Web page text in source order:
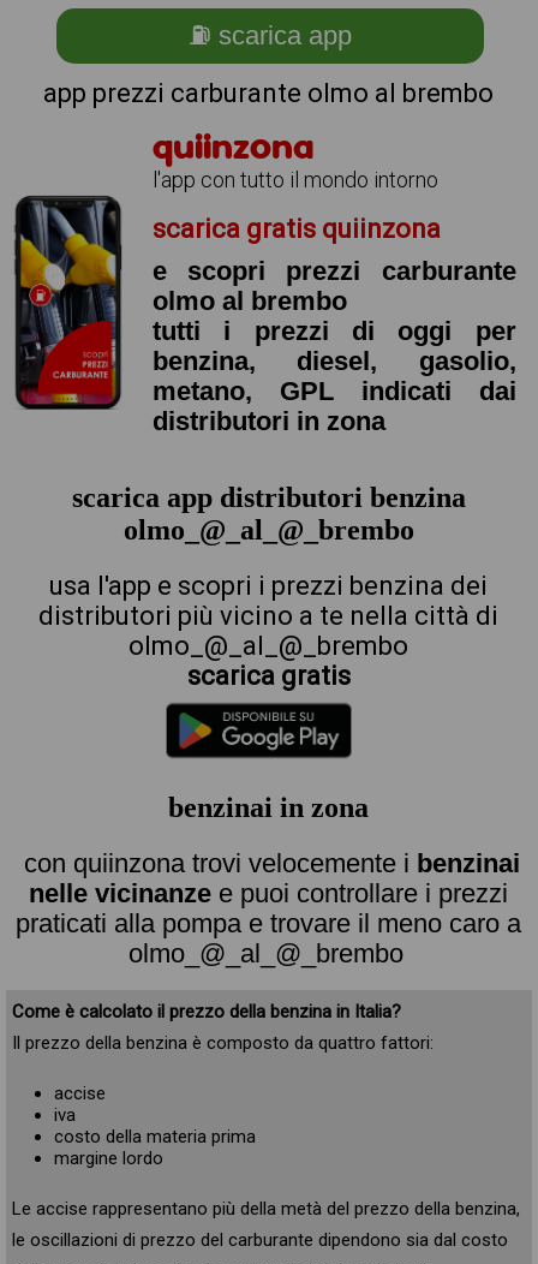
⛽ scarica app
app prezzi carburante olmo al brembo
quiinzona
l'app con tutto il mondo intorno
scarica gratis quiinzona
e scopri prezzi carburante
olmo al brembo
tutti i prezzi di oggi per
benzina, diesel, gasolio,
metano, GPL indicati dai
distributori in zona
scarica app distributori benzina
olmo_@_al_@_brembo
usa l'app e scopri i prezzi benzina dei
distributori più vicino a te nella città di
olmo_@_al_@_brembo
scarica gratis
benzinai in zona
con quiinzona trovi velocemente i benzinai
nelle vicinanze e puoi controllare i prezzi
praticati alla pompa e trovare il meno caro a
olmo_@_al_@_brembo
Come è calcolato il prezzo della benzina in Italia?
Il prezzo della benzina è composto da quattro fattori:
accise
iva
costo della materia prima
margine lordo
Le accise rappresentano più della metà del prezzo della benzina,
le oscillazioni di prezzo del carburante dipendono sia dal costo